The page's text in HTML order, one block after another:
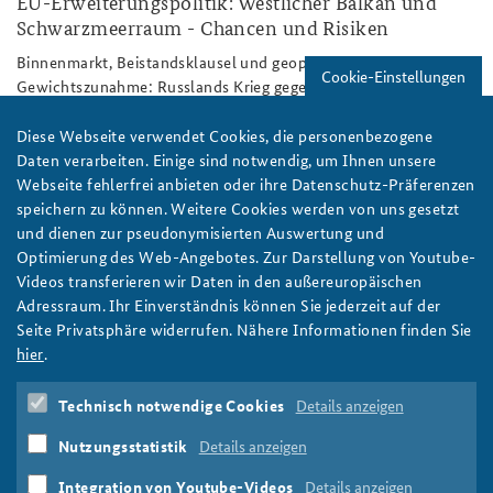
Anfahrt
Freundeskreis
Deutsches Forum Sicherheitspolitik
Arbeitskreis "Junge Sicherheitspolitiker"
Das Sicherheitspolitische Gespräch an der BAKS
Studierendenkonferenz Sicherheitspolitik gestalten
Newsletter-Archiv
Schwarzmeerraum - Chancen und Risiken
Binnenmarkt, Beistandsklausel und geopolitische
Gewichtszunahme: Russlands Krieg gegen die Ukraine hat auch
realistisch sind weitere Beitritte? Dr. Sebastian von Münchow
und Benjamin Spindeldreier diskutieren Stand, Reformbedarfe
und mögliche Effekte einer Erweiterung. Foto: Flickr/Thijs ter
Haar/CC BY 2.0
weiter
Arbeitspapier,Europäische Union ,EU,Osterweiterung,
Balkan,Westbalkan,Schwarzes Meer,Schwarzmeerraum
Beitrittsverhandlungen,Beitrittskandidaten,
Mitgliedsstaaten,Brüssel,Europäisches Parlament,
Russland,Zeitenwende,Bewerberländer,Albanien,
Bosnien und Herzegowina,Georgien,Moldau,Montenegro
Nordmazedonien, Serbien Türkei
Kriterien, Benchmarks,Binnenmarkt
Wettbewerbsfähigkeit,EU-Beistand,Vertrag von Lissabon
Cookie-Einstellungen
Diese Webseite verwendet Cookies, die personenbezogene
Daten verarbeiten. Einige sind notwendig, um Ihnen unsere
Webseite fehlerfrei anbieten oder ihre Datenschutz-Präferenzen
speichern zu können. Weitere Cookies werden von uns gesetzt
und dienen zur pseudonymisierten Auswertung und
Optimierung des Web-Angebotes. Zur Darstellung von Youtube-
Videos transferieren wir Daten in den außereuropäischen
Adressraum. Ihr Einverständnis können Sie jederzeit auf der
Seite Privatsphäre widerrufen. Nähere Informationen finden Sie
hier.
Technisch notwendige Cookies Details anzeigen
Nutzungsstatistik Details anzeigen
Integration von Youtube-Videos Details anzeigen